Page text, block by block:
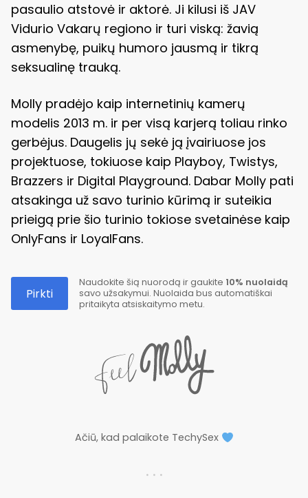
pasaulio atstovė ir aktorė. Ji kilusi iš JAV
Vidurio Vakarų regiono ir turi viską: žavią
asmenybę, puikų humoro jausmą ir tikrą
seksualinę trauką.
Molly pradėjo kaip internetinių kamerų
modelis 2013 m. ir per visą karjerą toliau rinko
gerbėjus. Daugelis jų sekė ją įvairiuose jos
projektuose, tokiuose kaip Playboy, Twistys,
Brazzers ir Digital Playground. Dabar Molly pati
atsakinga už savo turinio kūrimą ir suteikia
prieigą prie šio turinio tokiose svetainėse kaip
OnlyFans ir LoyalFans.
Pirkti
Naudokite šią nuorodą ir gaukite 10% nuolaidą
savo užsakymui. Nuolaida bus automatiškai
pritaikyta atsiskaitymo metu.
Ačiū, kad palaikote TechySex
. . .